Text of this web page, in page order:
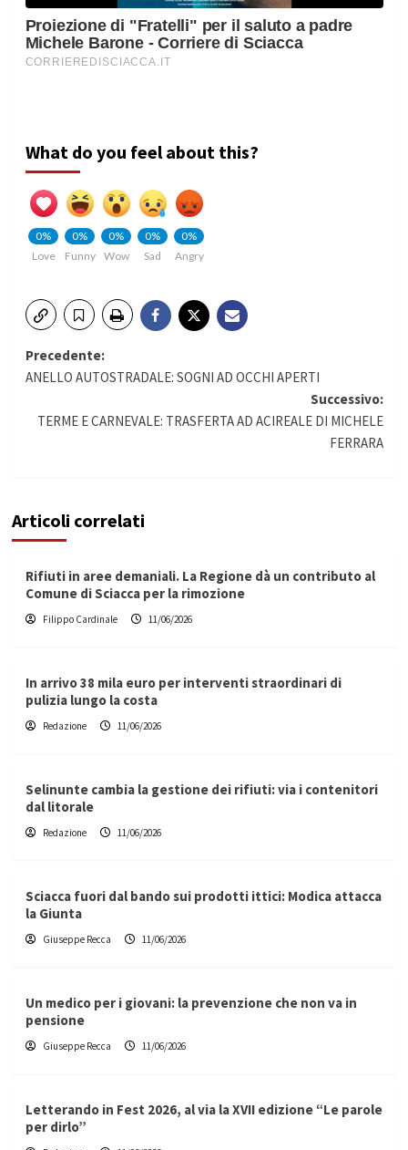
What do you feel about this?
0%
Love
0%
Funny
0%
Wow
0%
Sad
0%
Angry
Navigazione
Precedente:
ANELLO AUTOSTRADALE: SOGNI AD OCCHI APERTI
Successivo:
TERME E CARNEVALE: TRASFERTA AD ACIREALE DI MICHELE
FERRARA
Articoli correlati
Rifiuti in aree demaniali. La Regione dà un contributo al
Comune di Sciacca per la rimozione
Filippo Cardinale 11/06/2026
In arrivo 38 mila euro per interventi straordinari di
pulizia lungo la costa
Redazione 11/06/2026
Selinunte cambia la gestione dei rifiuti: via i contenitori
dal litorale
Redazione 11/06/2026
Sciacca fuori dal bando sui prodotti ittici: Modica attacca
la Giunta
Giuseppe Recca 11/06/2026
Un medico per i giovani: la prevenzione che non va in
pensione
Giuseppe Recca 11/06/2026
Letterando in Fest 2026, al via la XVII edizione “Le parole
per dirlo”